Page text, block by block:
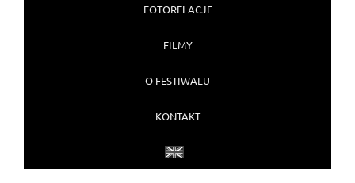
FOTORELACJE
FILMY
O FESTIWALU
KONTAKT